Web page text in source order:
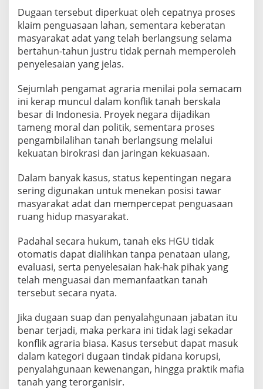
Dugaan tersebut diperkuat oleh cepatnya proses
klaim penguasaan lahan, sementara keberatan
masyarakat adat yang telah berlangsung selama
bertahun-tahun justru tidak pernah memperoleh
penyelesaian yang jelas.
Sejumlah pengamat agraria menilai pola semacam
ini kerap muncul dalam konflik tanah berskala
besar di Indonesia. Proyek negara dijadikan
tameng moral dan politik, sementara proses
pengambilalihan tanah berlangsung melalui
kekuatan birokrasi dan jaringan kekuasaan.
Dalam banyak kasus, status kepentingan negara
sering digunakan untuk menekan posisi tawar
masyarakat adat dan mempercepat penguasaan
ruang hidup masyarakat.
Padahal secara hukum, tanah eks HGU tidak
otomatis dapat dialihkan tanpa penataan ulang,
evaluasi, serta penyelesaian hak-hak pihak yang
telah menguasai dan memanfaatkan tanah
tersebut secara nyata.
Jika dugaan suap dan penyalahgunaan jabatan itu
benar terjadi, maka perkara ini tidak lagi sekadar
konflik agraria biasa. Kasus tersebut dapat masuk
dalam kategori dugaan tindak pidana korupsi,
penyalahgunaan kewenangan, hingga praktik mafia
tanah yang terorganisir.